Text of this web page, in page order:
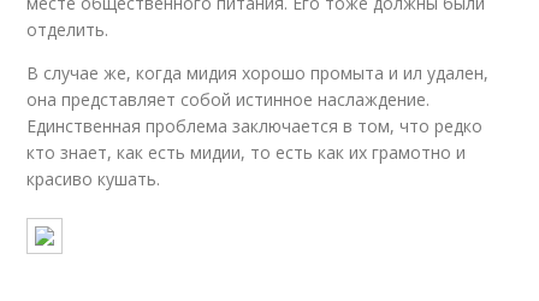
отделить.
В случае же, когда мидия хорошо промыта и ил удален,
она представляет собой истинное наслаждение.
Единственная проблема заключается в том, что редко
кто знает, как есть мидии, то есть как их грамотно и
красиво кушать.